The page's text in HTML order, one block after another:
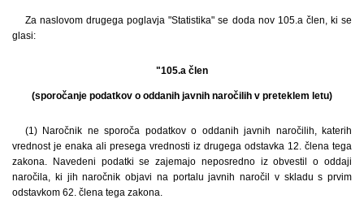
Za naslovom drugega poglavja "Statistika" se doda nov 105.a člen, ki se
glasi:
"105.a člen
(sporočanje podatkov o oddanih javnih naročilih v preteklem letu)
(1) Naročnik ne sporoča podatkov o oddanih javnih naročilih, katerih
vrednost je enaka ali presega vrednosti iz drugega odstavka 12. člena tega
zakona. Navedeni podatki se zajemajo neposredno iz obvestil o oddaji
naročila, ki jih naročnik objavi na portalu javnih naročil v skladu s prvim
odstavkom 62. člena tega zakona.